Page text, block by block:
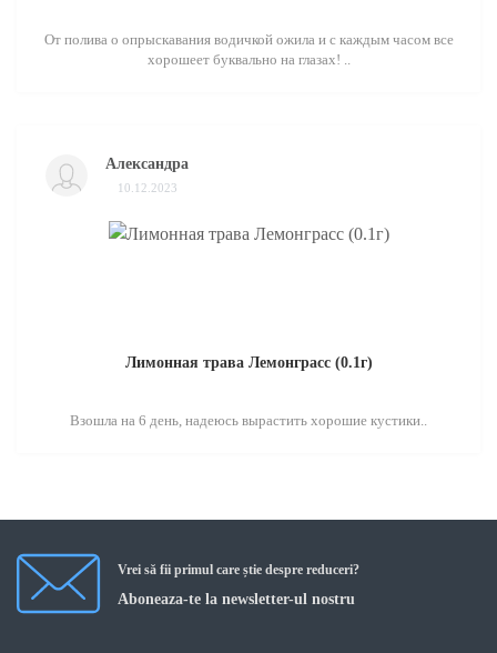
От полива о опрыскавания водичкой ожила и с каждым часом все
хорошеет буквально на глазах! ..
Александра
10.12.2023
Лимонная трава Лемонграсс (0.1г)
Взошла на 6 день, надеюсь вырастить хорошие кустики..
Vrei să fii primul care știe despre reduceri?
Aboneaza-te la newsletter-ul nostru